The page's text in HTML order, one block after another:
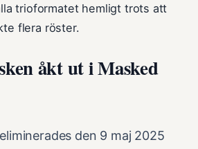
trioformatet hemligt trots att
flera röster.
åkt ut i Masked
den 9 maj 2025